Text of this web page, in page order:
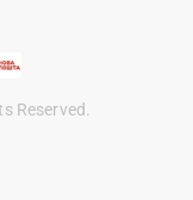
Reserved.